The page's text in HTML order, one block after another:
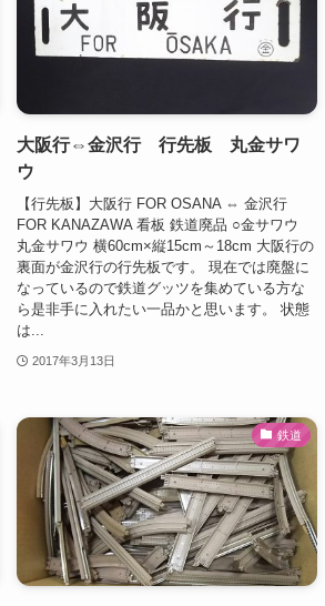
大阪行⇔金沢行 行先板 丸金サワ
ウ
【行先板】大阪行 FOR OSANA ⇔ 金沢行
FOR KANAZAWA 看板 鉄道廃品 ○金サワウ
丸金サワウ 横60cm×縦15cm～18cm 大阪行の
裏面が金沢行の行先板です。 現在では廃盤に
なっているので鉄道グッツを集めている方な
ら是非手に入れたい一品かと思います。 状態
は...
2017年3月13日
鉄道